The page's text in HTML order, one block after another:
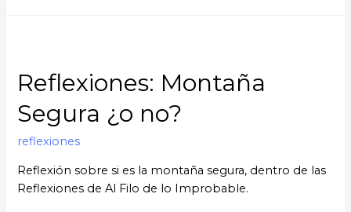
Reflexiones: Montaña
Segura ¿o no?
reflexiones
Reflexión sobre si es la montaña segura, dentro de las
Reflexiones de Al Filo de lo Improbable.